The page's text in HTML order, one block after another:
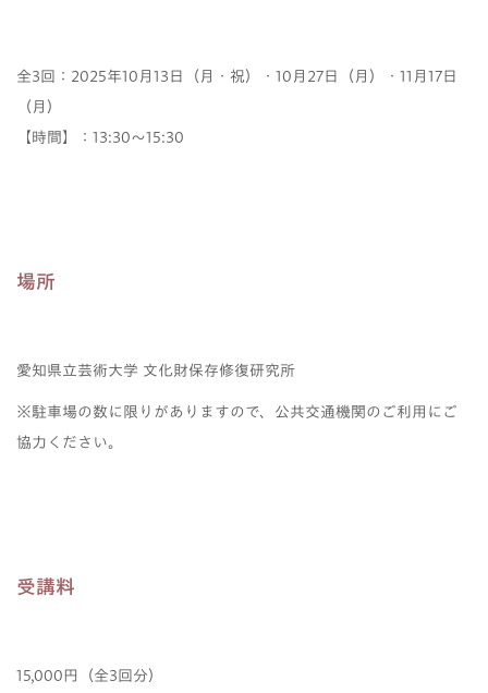
全3回：2025年10月13日（月・祝）・10月27日（月）・11月17日
（月）
【時間】：13:30～15:30
場所
愛知県立芸術大学 文化財保存修復研究所
※駐車場の数に限りがありますので、公共交通機関のご利用にご
協力ください。
受講料
15,000円（全3回分）